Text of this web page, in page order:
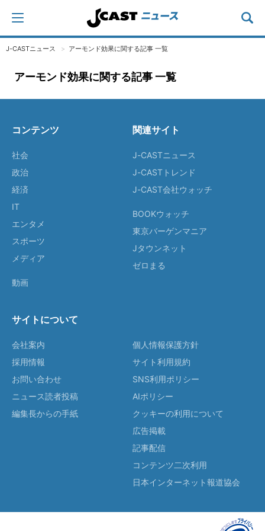
J-CASTニュース アーモンド効果に関する記事 一覧
アーモンド効果に関する記事 一覧
コンテンツ
社会
政治
経済
IT
エンタメ
スポーツ
メディア
動画
関連サイト
J-CASTニュース
J-CASTトレンド
J-CAST会社ウォッチ
BOOKウォッチ
東京バーゲンマニア
Jタウンネット
ゼロまる
サイトについて
会社案内
採用情報
お問い合わせ
ニュース読者投稿
編集長からの手紙
個人情報保護方針
サイト利用規約
SNS利用ポリシー
AIポリシー
クッキーの利用について
広告掲載
記事配信
コンテンツ二次利用
日本インターネット報道協会